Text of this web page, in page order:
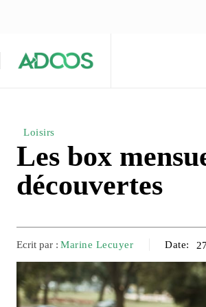
Loisirs
Les box
découvertes
Ecrit par : Marine Lecuyer Date: